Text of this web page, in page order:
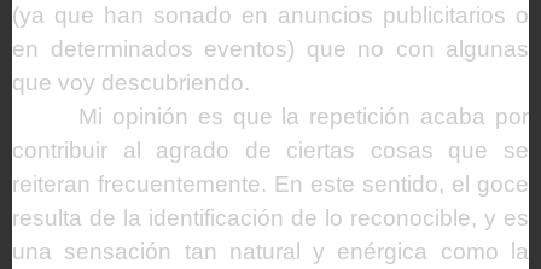
(ya que han sonado en anuncios publicitarios o
en determinados eventos) que no con algunas
que voy descubriendo.
Mi opinión es que la repetición acaba por
contribuir al agrado de ciertas cosas que se
reiteran frecuentemente. En este sentido, el goce
resulta de la identificación de lo reconocible, y es
una sensación tan natural y enérgica como la